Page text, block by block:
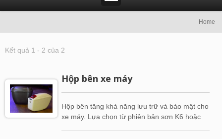
Home
Kết quả 1 - 2 của 2
Hộp bên xe máy
Hộp bên tăng khả năng lưu trữ và bảo mật cho
xe máy. Lựa chọn từ phiên bản sơn K6 hoặc